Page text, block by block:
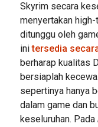
Skyrim secara
menyertakan
ditunggu oleh
initersedia
berharap kualitas
bersiaplah
sepertinya hanya
dalam game dan
keseluruhan. Pada